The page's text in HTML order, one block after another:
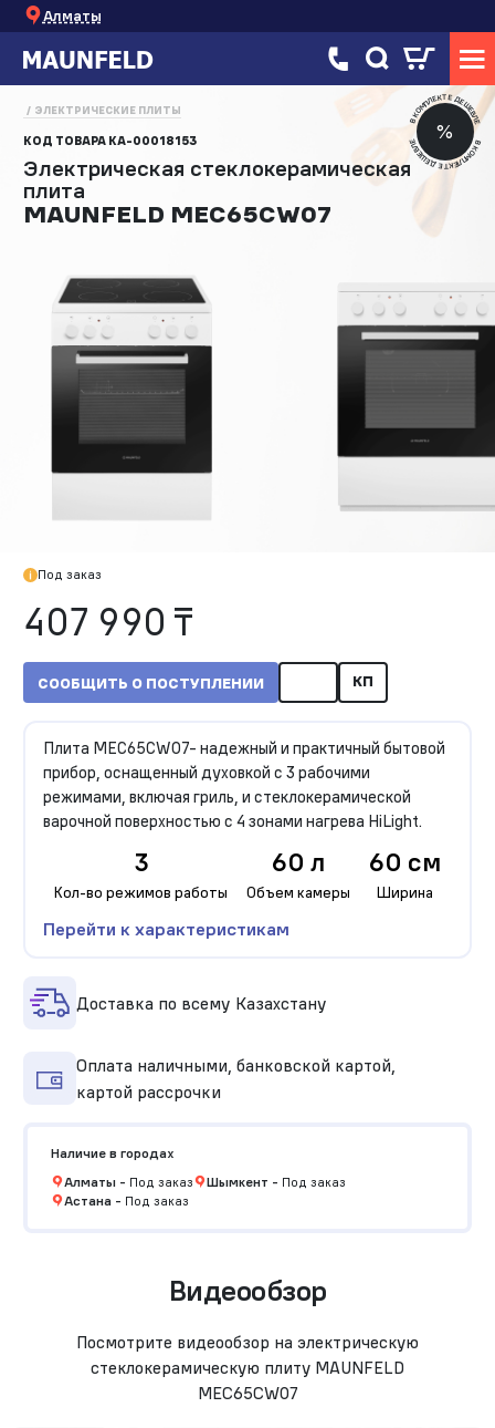
Алматы
%
В КОМПЛЕКТЕ ДЕШЕВЛЕ
В КОМПЛЕКТЕ ДЕШЕВЛЕ
ЭЛЕКТРИЧЕСКИЕ ПЛИТЫ
КОД ТОВАРА КА-00018153
Электрическая стеклокерамическая
плита
MAUNFELD MEC65CW07
Под заказ
407 990 ₸
СООБЩИТЬ О ПОСТУПЛЕНИИ КП
Плита MEC65CW07- надежный и практичный бытовой
прибор, оснащенный духовкой с 3 рабочими
режимами, включая гриль, и стеклокерамической
варочной поверхностью с 4 зонами нагрева HiLight.
3
Кол-во режимов работы
60 л
Объем камеры
60 см
Ширина
Перейти к характеристикам
Доставка по всему Казахстану
Оплата наличными, банковской картой,
картой рассрочки
Наличие в городах
Алматы- Под заказ Шымкент - Под заказ
Астана- Под заказ
Видеообзор
Посмотрите видеообзор на электрическую
стеклокерамическую плиту MAUNFELD
MEC65CW07